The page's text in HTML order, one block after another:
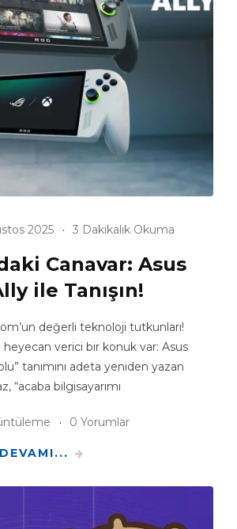
2025 3 Dakikalık Okuma
Canavar: Asus
ile Tanışın!
değerli teknoloji tutkunları!
verici bir konuk var: Asus
tanımını adeta yeniden yazan
“acaba bilgisayarımı
0 Yorumlar
DEVAMI...